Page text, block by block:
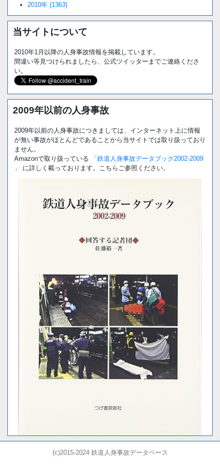
2010年 (1363)
当サイトについて
2010年1月以降の人身事故情報を掲載しています。
間違い等見つけられましたら、公式ツイッターまでご連絡くださ
い。
2009年以前の人身事故
2009年以前の人身事故につきましては、インターネット上に情報
が無い事故がほとんどであることから当サイトでは取り扱っており
ません。
Amazonで取り扱っている
「鉄道人身事故データブック2002-2009
」
に詳しく載っております。こちらご参照ください。
(c)2015-2024 鉄道人身事故データベース